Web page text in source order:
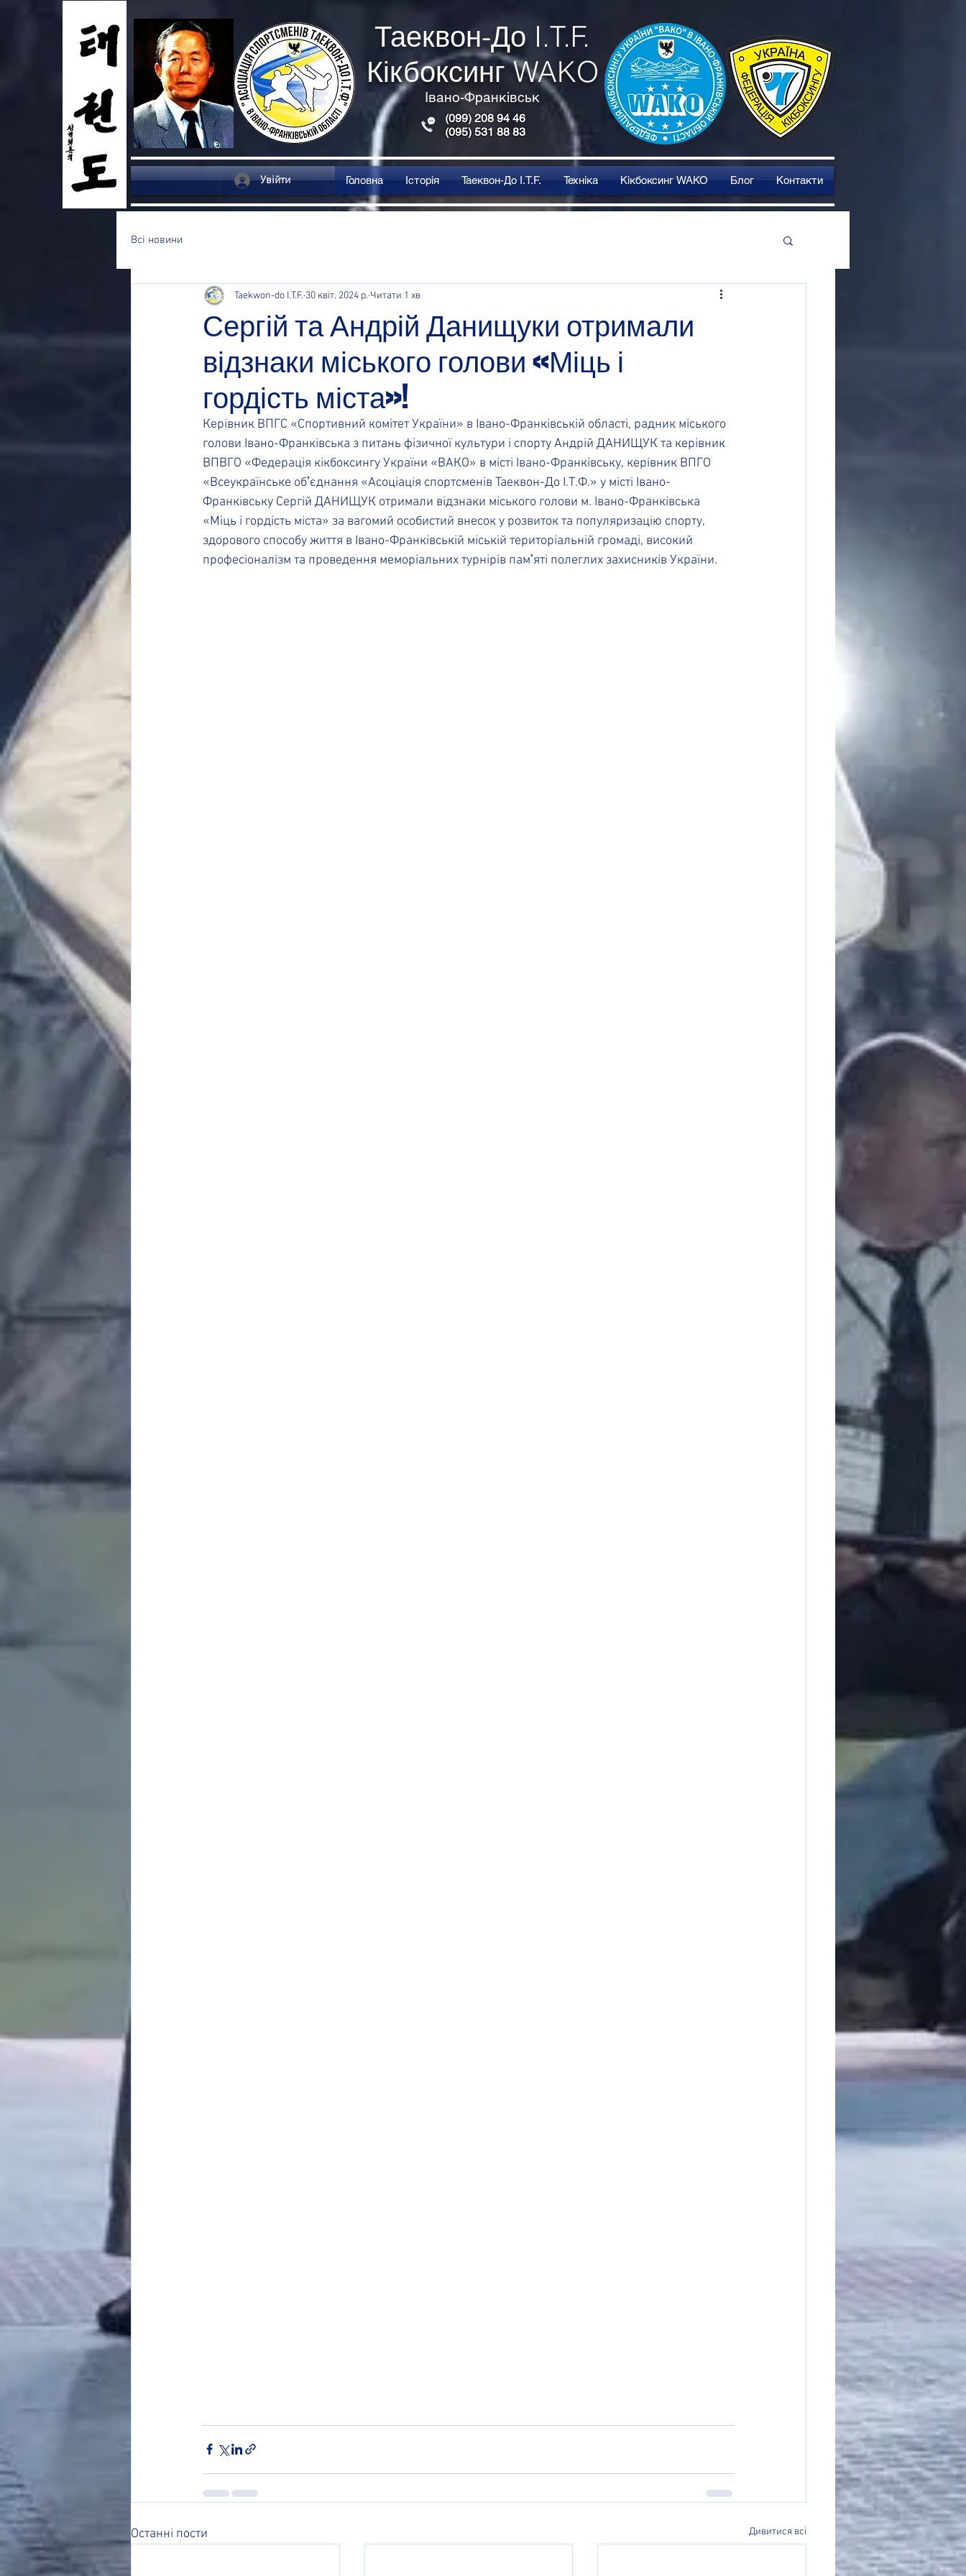
Таеквон-До I.T.F.
Кікбоксинг WAKO
Івано-Франківськ
(099) 208 94 46
(095) 531 88 83
Головна Історія Таеквон-До I.T.F. Техніка Кікбоксинг WAKO Блог Контакти
Увійти
Всі новини
Сергій та Андрій Данищуки отримали
відзнаки міського голови «Міць і
гордість міста»!
Taekwon-do I.T.F. 30 квіт. 2024 р. Читати 1 хв
Керівник ВПГС «Спортивний комітет України» в Івано-Франківській області, радник міського
голови Івано-Франківська з питань фізичної культури і спорту Андрій ДАНИЩУК та керівник
ВПВГО «Федерація кікбоксингу України «ВАКО» в місті Івано-Франківську, керівник ВПГО
«Всеукраїнське обʼєднання «Асоціація спортсменів Таеквон-До І.Т.Ф.» у місті Івано-
Франківську Сергій ДАНИЩУК отримали відзнаки міського голови м. Івано-Франківська
«Міць і гордість міста» за вагомий особистий внесок у розвиток та популяризацію спорту,
здорового способу життя в Івано-Франківській міській територіальній громаді, високий
професіоналізм та проведення меморіальних турнірів памʼяті полеглих захисників України.
Останні пости Дивитися всі